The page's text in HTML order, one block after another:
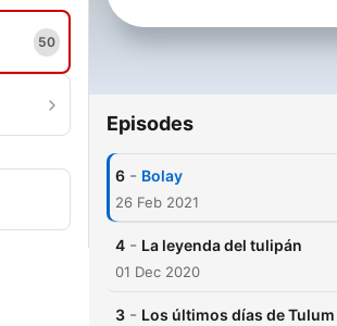
50
Episodes
6 - Bolay
26 Feb 2021
4 - La leyenda del tulipán
01 Dec 2020
3 - Los últimos días de Tulum